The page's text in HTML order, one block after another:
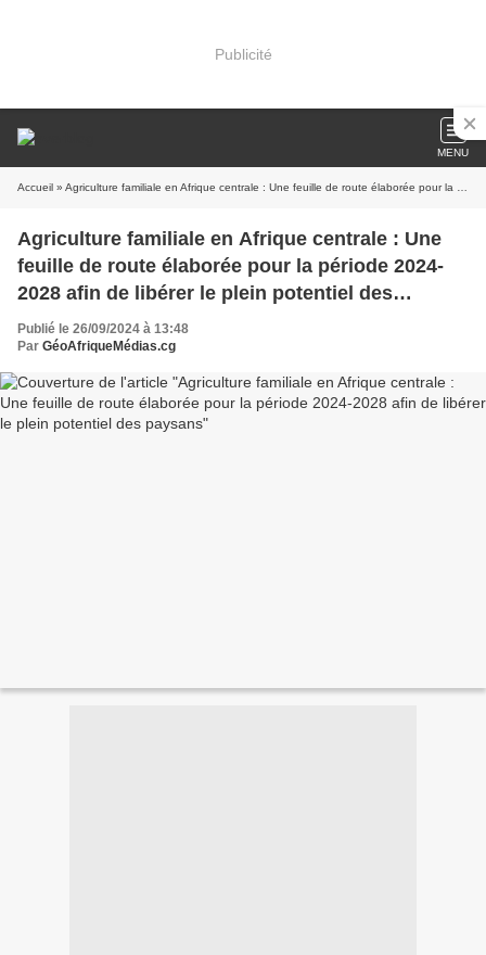
Publicité
MENU
Accueil » Agriculture familiale en Afrique centrale : Une feuille de route élaborée pour la période 2024-2028 afin de libérer le plein potentiel des paysans
Agriculture familiale en Afrique centrale : Une
feuille de route élaborée pour la période 2024-
2028 afin de libérer le plein potentiel des
paysans
Publié le 26/09/2024 à 13:48
Par GéoAfriqueMédias.cg